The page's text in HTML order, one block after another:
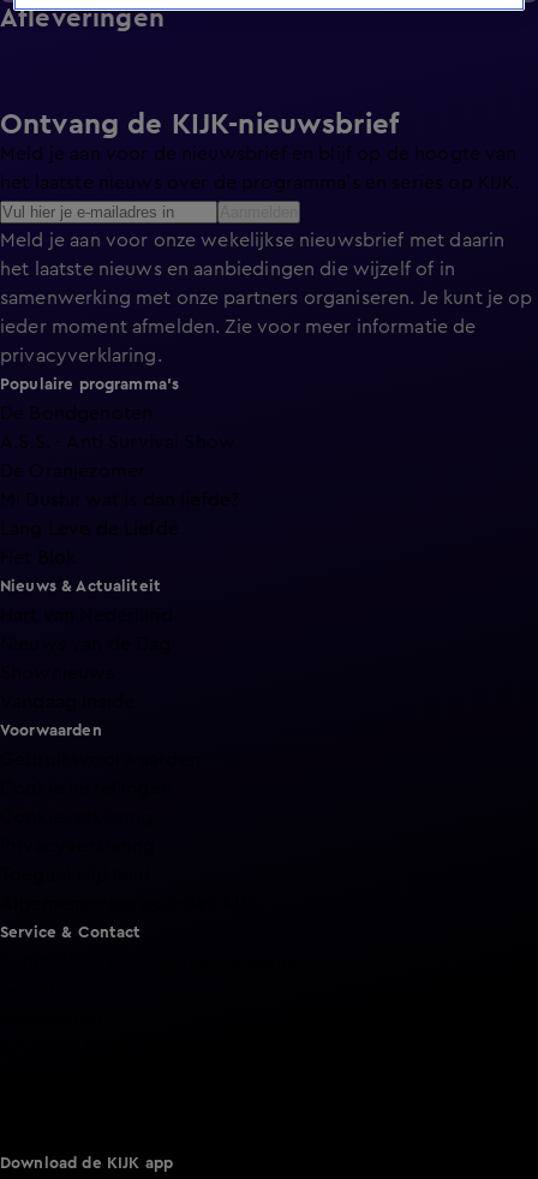
Afleveringen
Ontvang de KIJK-nieuwsbrief
Meld je aan voor de nieuwsbrief en blijf op de hoogte van
het laatste nieuws over de programma’s en series op KIJK.
Meld je aan voor onze wekelijkse nieuwsbrief met daarin
het laatste nieuws en aanbiedingen die wijzelf of in
samenwerking met onze partners organiseren. Je kunt je op
ieder moment afmelden. Zie voor meer informatie de
privacyverklaring.
Populaire programma's
De Bondgenoten
A.S.S. - Anti Survival Show
De Oranjezomer
Mi Dushi: wat is dan liefde?
Nieuws & Actualiteit
Voorwaarden
Service & Contact
Download de KIJK app